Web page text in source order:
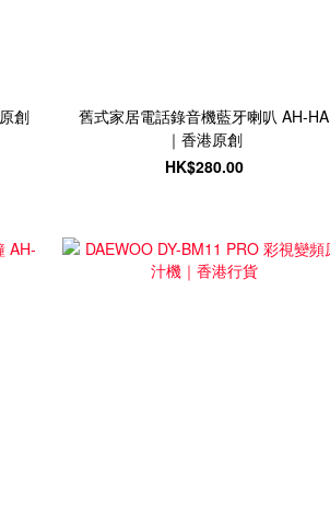
創
舊式家居電話錄音機藍牙喇叭 AH-HA
｜香港原創
HK$280.00